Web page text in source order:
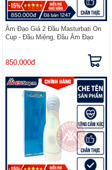
Âm Đạo Giả 2 Đầu Masturbati On
Cup - Đầu Miệng, Đầu Âm Đạo
850.000đ